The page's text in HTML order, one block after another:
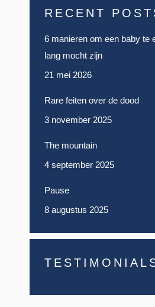
RECENT
6 manieren om een baby te
lang mocht zijn
21 mei 2026
Rare feiten over de dood
3 november 2025
The mountain
4 september 2025
Pause
8 augustus 2025